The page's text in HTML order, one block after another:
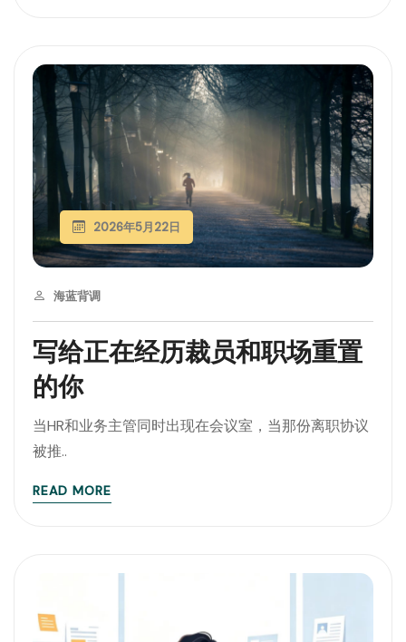
写给正在经历裁员和职场重置
的你
2026年5月22日
海蓝背调
当HR和业务主管同时出现在会议室，当那份离职协议
被推..
READ MORE